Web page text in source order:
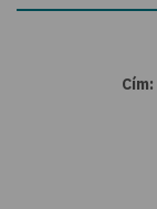
Cím: